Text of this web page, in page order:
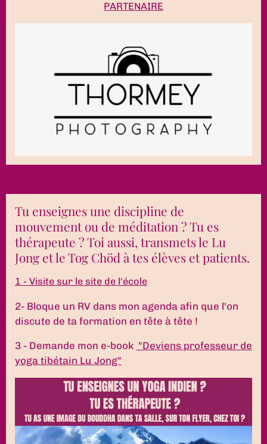
PARTENAIRE
Tu enseignes une discipline de
mouvement ou de méditation ? Tu es
thérapeute ? Toi aussi, transmets le Lu
Jong et le Tog Chöd à tes élèves et patients.
1 - Visite sur le site de l'école
2- Bloque un RV dans mon agenda afin que l'on
discute de ta formation en tête à tête !
3 - Demande mon e-book "Deviens professeur de
yoga tibétain Lu Jong"